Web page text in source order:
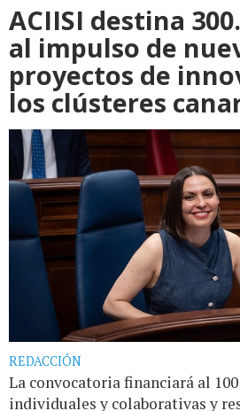
ACIISI destina
al impulso de
proyectos de
los clústeres
REDACCIÓN
La convocatoria financiará al
individuales y colaborativas y